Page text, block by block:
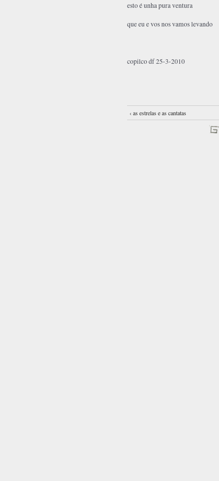
esto é unha pura ventura
que eu e vos nos vamos levando
copilco df 25-3-2010
‹ as estrelas e as cantatas